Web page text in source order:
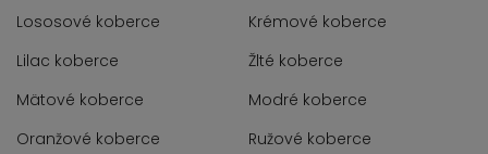
Lososové koberce
Krémové koberce
Lilac koberce
Žlté koberce
Mätové koberce
Modré koberce
Oranžové koberce
Ružové koberce